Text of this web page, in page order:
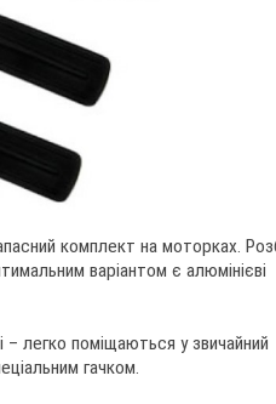
комплект на моторках.
варіантом є алюмінієві
– легко поміщаються у звичайний
гачком.